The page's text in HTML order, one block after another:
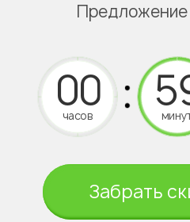
Предложение
часов
Забрать